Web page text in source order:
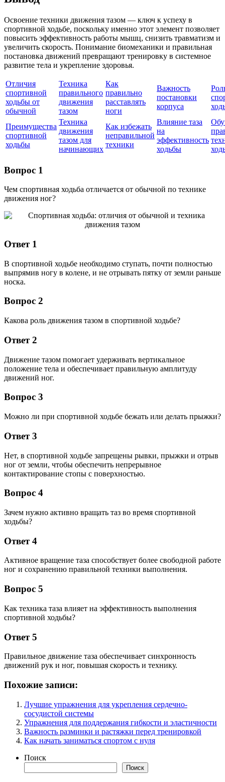
Освоение техники движения тазом — ключ к успеху в
спортивной ходьбе, поскольку именно этот элемент позволяет
повысить эффективность работы мышц, снизить травматизм и
увеличить скорость. Понимание биомеханики и правильная
постановка движений превращают тренировку в системное
развитие тела и укрепление здоровья.
Отличия
спортивной
ходьбы от
обычной
Техника
правильного
движения
тазом
Как
правильно
расставлять
ноги
Важность
постановки
корпуса
Преимущества
спортивной
ходьбы
Техника
движения
тазом для
начинающих
Как избежать
неправильной
техники
Влияние таза
на
эффективность
ходьбы
Вопрос 1
Чем спортивная ходьба отличается от обычной по технике
движения ног?
Ответ 1
В спортивной ходьбе необходимо ступать, почти полностью
выпрямив ногу в колене, и не отрывать пятку от земли раньше
носка.
Вопрос 2
Какова роль движения тазом в спортивной ходьбе?
Ответ 2
Движение тазом помогает удерживать вертикальное
положение тела и обеспечивает правильную амплитуду
движений ног.
Вопрос 3
Можно ли при спортивной ходьбе бежать или делать прыжки?
Ответ 3
Нет, в спортивной ходьбе запрещены рывки, прыжки и отрыв
ног от земли, чтобы обеспечить непрерывное
контактирование стопы с поверхностью.
Вопрос 4
Зачем нужно активно вращать таз во время спортивной
ходьбы?
Ответ 4
Активное вращение таза способствует более свободной работе
ног и сохранению правильной техники выполнения.
Вопрос 5
Как техника таза влияет на эффективность выполнения
спортивной ходьбы?
Ответ 5
Правильное движение таза обеспечивает синхронность
движений рук и ног, повышая скорость и технику.
Похожие записи:
Лучшие упражнения для укрепления сердечно-
сосудистой системы
Упражнения для поддержания гибкости и эластичности
Важность разминки и растяжки перед тренировкой
Как начать заниматься спортом с нуля
Поиск
Поиск